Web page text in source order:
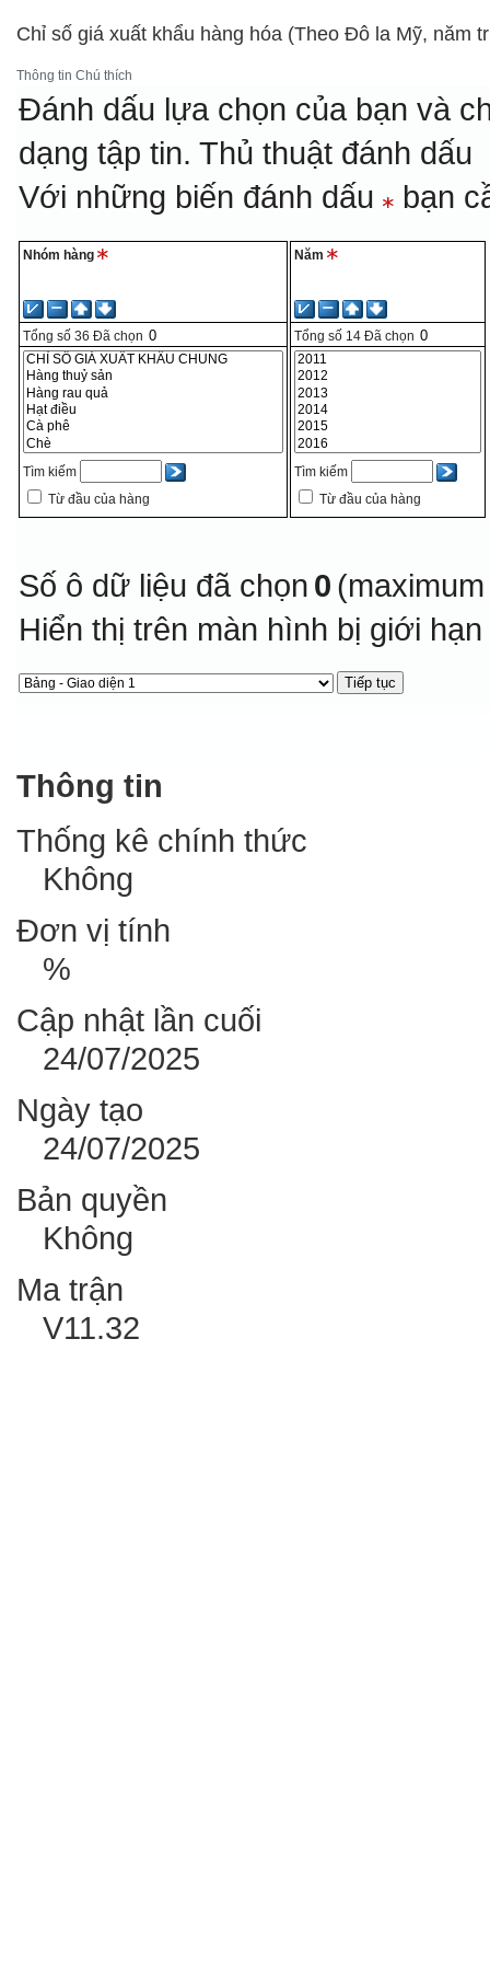
Chỉ số giá xuất khẩu hàng hóa (Theo Đô la Mỹ, năm
Thông tin Chú thích
Đánh dấu lựa chọn của bạn và
dạng tập tin.Thủ thuật đánh dấu
Với những biến đánh dấu bạn
Nhóm hàng
Tổng số 36 Đã chọn
Tìm kiếm
Từ đầu của hàng
Năm
Tổng số 14 Đã chọn
Tìm kiếm
Từ đầu của hàng
Số ô dữ liệu đã chọn 0
Hiển thị trên màn hình bị giới
Thông tin
Thống kê chính thức
Không
Đơn vị tính
%
Cập nhật lần cuối
24/07/2025
Ngày tạo
24/07/2025
Bản quyền
Không
Ma trận
V11.32